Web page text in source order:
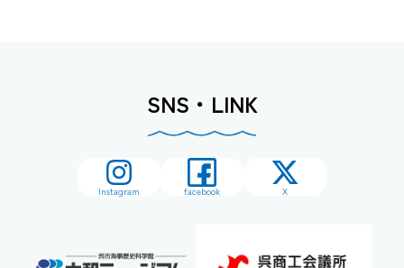
SNS・LINK
Instagram facebook X